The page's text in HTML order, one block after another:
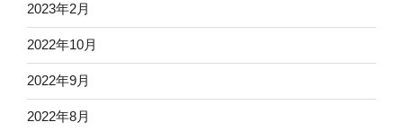
2023年2月
2022年10月
2022年9月
2022年8月